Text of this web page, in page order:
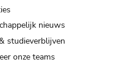
nieuws
studieverblijven
onze teams